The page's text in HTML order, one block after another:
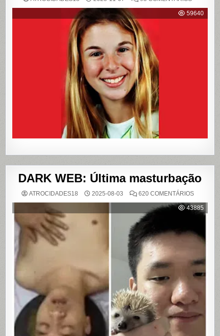
59640
DARK WEB: Última masturbação
ATROCIDADES18 2025-08-03 620 COMENTÁRIOSEM
WEB:
ÚLTIMA
43885